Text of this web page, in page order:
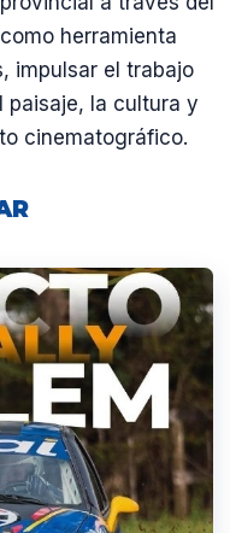
herramienta
impulsar el trabajo
paisaje, la cultura y
cinematográfico.